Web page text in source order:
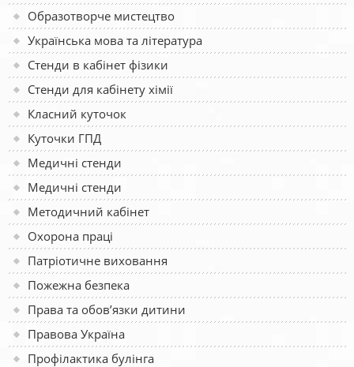
Образотворче мистецтво
Українська мова та література
Стенди в кабінет фізики
Стенди для кабінету хімії
Класний куточок
Куточки ГПД
Медичні стенди
Медичні стенди
Методичний кабінет
Охорона праці
Патріотичне виховання
Пожежна безпека
Права та обов’язки дитини
Правова Україна
Профілактика булінга